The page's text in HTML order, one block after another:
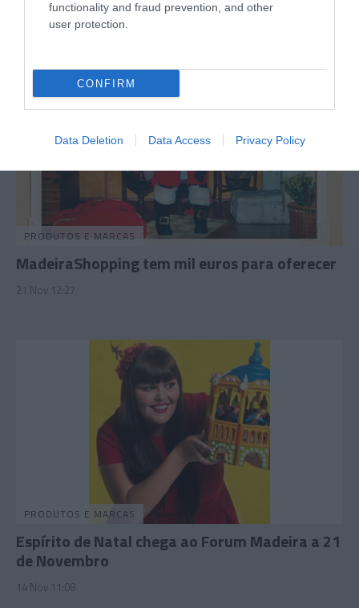
functionality and fraud prevention, and other
user protection.
CONFIRM
Data Deletion Data Access Privacy Policy
14 Nov 17:22
PRODUTOS E MARCAS
MadeiraShopping tem mil euros para oferecer
21 Nov 12:27
PRODUTOS E MARCAS
Espírito de Natal chega ao Forum Madeira a 21
de Novembro
14 Nov 11:08